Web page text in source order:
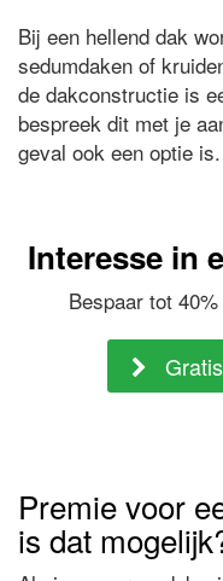
Bij een hellend dak
sedumdaken of
de dakconstructie is
bespreek dit met je
geval ook een optie is.
Interesse in
Bespaar tot
Premie voor
is dat